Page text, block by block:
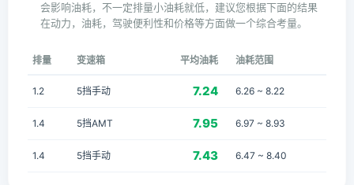
会影响油耗，不一定排量小油耗就低，建议您根据下面的结果
在动力，油耗，驾驶便利性和价格等方面做一个综合考量。
排量 变速箱 平均油耗 油耗范围
1.2 5挡手动 7.24 6.26 ~ 8.22
1.4 5挡AMT 7.95 6.97 ~ 8.93
1.4 5挡手动 7.43 6.47 ~ 8.40